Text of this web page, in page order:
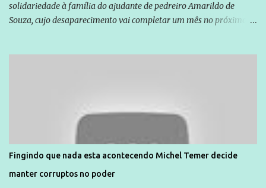
solidariedade à família do ajudante de pedreiro Amarildo de
Souza, cujo desaparecimento vai completar um mês no próximo
são vítimas de violência, estão em situação de risco ou têm seus
direitos violados. Leia mais: Anistia Internacional cobra do Brasil
solução do caso Amarildo - Terra Brasil
Fingindo que nada esta acontecendo Michel Temer decide
manter corruptos no poder